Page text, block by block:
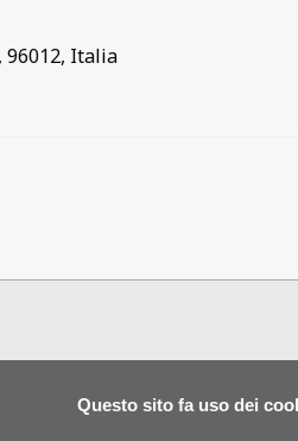
Questo sito fa uso dei
96012, Italia